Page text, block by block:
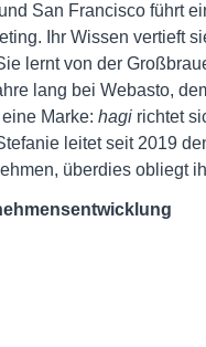
San Francisco führt
Ihr Wissen vertieft
lernt von der
lang bei Webasto,
Marke: hagi richtet
leitet seit 2019
überdies obliegt